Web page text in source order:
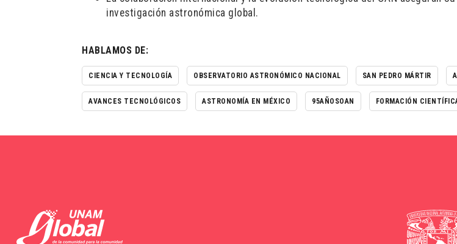
investigación astronómica global.
HABLAMOS DE:
CIENCIA Y TECNOLOGÍA OBSERVATORIO ASTRONÓMICO NACIONAL SAN PEDRO MÁRTIR
AVANCES TECNOLÓGICOS ASTRONOMÍA EN MÉXICO 95AÑOSOAN FORMACIÓN